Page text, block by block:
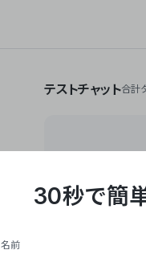
テストチャット合計
API・
作業
30秒で簡
名前